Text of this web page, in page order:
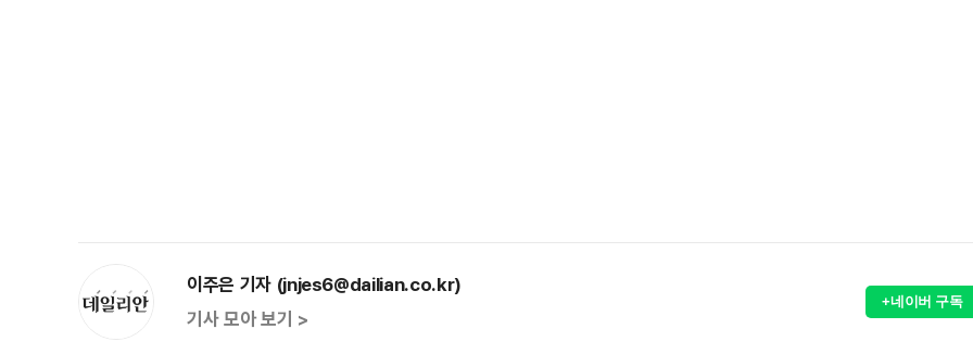
이주은 기자 (jnjes6@dailian.co.kr)
기사 모아 보기 >
+네이버 구독